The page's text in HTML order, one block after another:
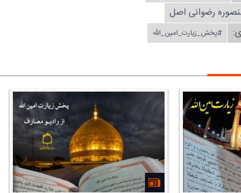
رضوانی اصل
#پخش_زیارت_امین_الله